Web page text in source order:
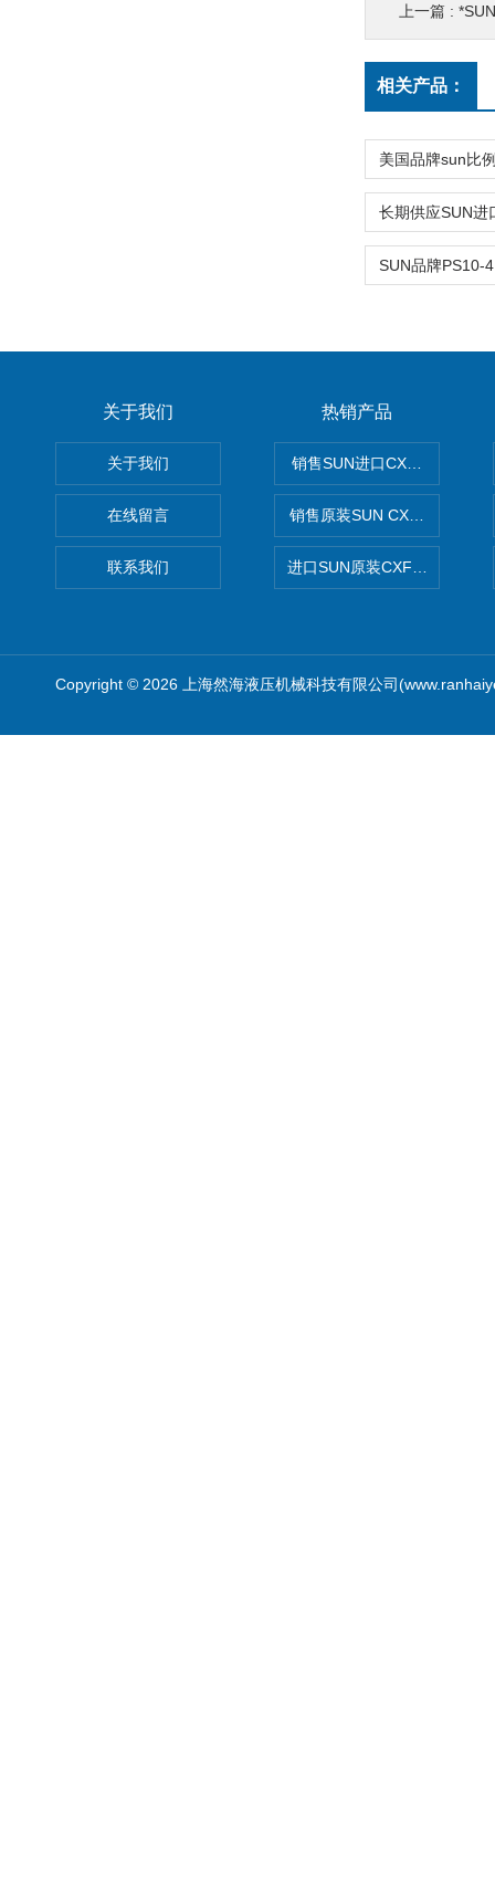
上一篇 :
相关产品：
关于我们
关于我们
在线留言
联系我们
热销产品
销售SUN进口CXGDXCN插
销售原装SUN CXJAXCN全
进口SUN原装CXFAXCN导压
Copyright © 2026 上海然海液压机械科技有限公司